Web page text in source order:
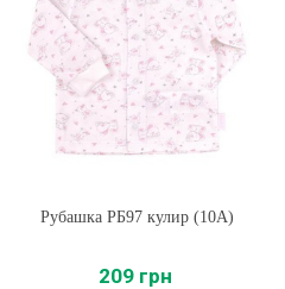
Рубашка РБ97 кулир (10А)
209 грн